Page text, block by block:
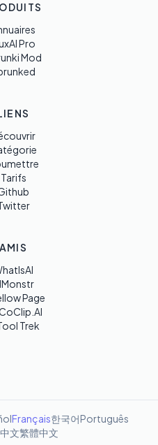
Pro
Mod
Tarifs
AMIS
Page
Trek
Français한국어Português
文繁體中文